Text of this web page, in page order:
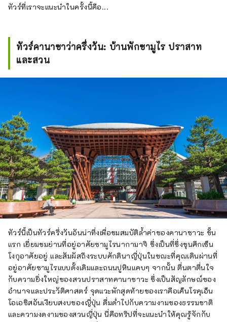
ทัวร์ที่เราจะแนะนำในครั้งนี้คือ...
ทัวร์คานาซาว่าครึ่งวัน: บ้านพักซามูไร ปราสาท
และสวน
ทัวร์นี้เป็นทัวร์ครึ่งวันอันน่าทึ่งเพื่อชมสมบัติล้ำค่าของคานาซาวะ ขั้น
แรก เยี่ยมชมย่านที่อยู่อาศัยซามูไรนากามาจิ ซึ่งเป็นที่ซึ่งขุนศึกเซ็น
โงกุอาศัยอยู่ และสัมผัสถึงระบบศักดินาญี่ปุ่นในขณะที่คุณเดินผ่านที่
อยู่อาศัยซามูไรแบบดั้งเดิมและถนนปูหินแคบๆ จากนั้น ตื่นตาตื่นใจ
กับความยิ่งใหญ่ของสวนปราสาทคานาซาวะ ซึ่งเป็นสัญลักษณ์ของ
อำนาจและประวัติศาสตร์ จุดแวะพักสุดท้ายของเราคือเค็นโรคุเอ็น
โอเอซิสอันเงียบสงบของญี่ปุ่น ดื่มด่ำไปกับความงามของธรรมชาติ
และความงดงามของสวนญี่ปุ่น นี่คือทริปที่จะแนะนำให้คุณรู้จักกับ